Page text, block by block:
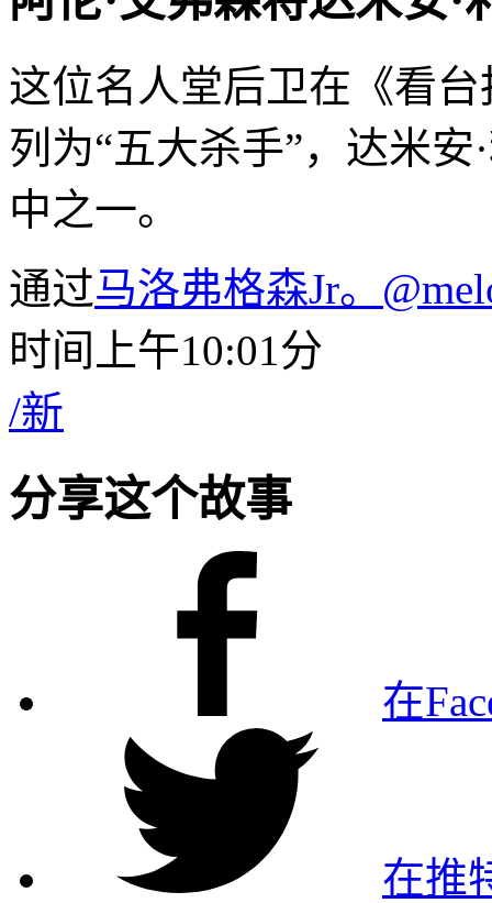
这位名人堂后卫在《看台
列为“五大杀手”，达米
中之一。
通过马洛弗格森Jr。
时间上午10:01分
/新
分享这个故事
在
在推